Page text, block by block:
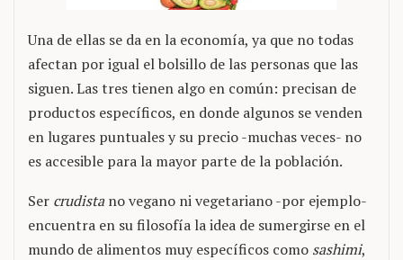
Una de ellas se da en la economía, ya que no todas
afectan por igual el bolsillo de las personas que las
siguen. Las tres tienen algo en común: precisan de
productos específicos, en donde algunos se venden
en lugares puntuales y su precio -muchas veces- no
es accesible para la mayor parte de la población.
Ser crudistano vegano ni vegetariano -por ejemplo-
encuentra en su filosofía la idea de sumergirse en el
mundo de alimentos muy específicos como sashimi,